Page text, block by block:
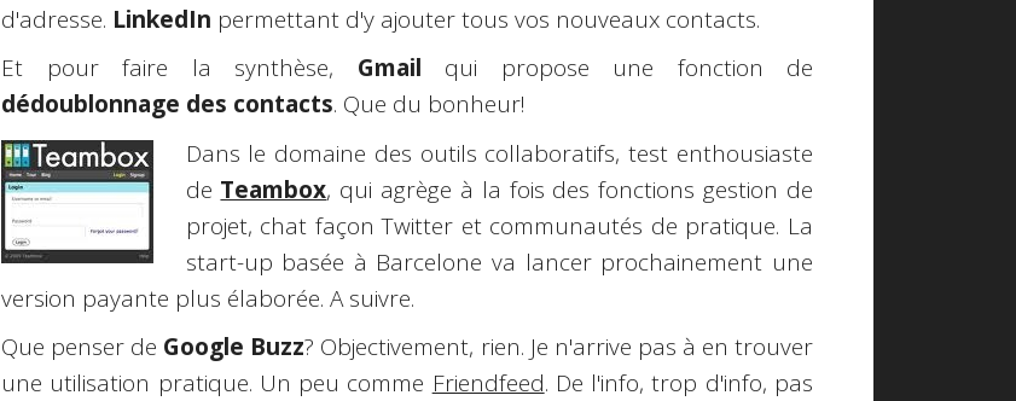
d'adresse. LinkedIn permettant d'y ajouter tous vos nouveaux contacts.
Et pour faire la synthèse, Gmail qui propose une fonction de
dédoublonnage des contacts. Que du bonheur!
Dans le domaine des outils collaboratifs, test enthousiaste
de Teambox, qui agrège à la fois des fonctions gestion de
projet, chat façon Twitter et communautés de pratique. La
start-up basée à Barcelone va lancer prochainement une
version payante plus élaborée. A suivre.
Que penser de Google Buzz? Objectivement, rien. Je n'arrive pas à en trouver
une utilisation pratique. Un peu comme Friendfeed. De l'info, trop d'info, pas